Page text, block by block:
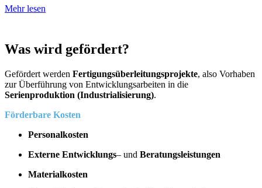
Mehr lesen
Was wird gefördert?
Gefördert werden Fertigungsüberleitungsprojekte, also Vorhaben
zur Überführung von Entwicklungsarbeiten in die
Serienproduktion (Industrialisierung).
Förderbare Kosten
Personalkosten
Externe Entwicklungs– und Beratungsleistungen
Materialkosten